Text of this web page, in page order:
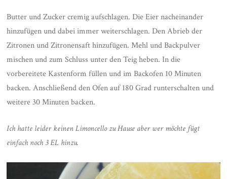
Butter und Zucker cremig aufschlagen. Die Eier nacheinander
hinzufügen und dabei immer weiterschlagen. Den Abrieb der
Zitronen und Zitronensaft hinzufügen. Mehl und Backpulver
mischen und zum Schluss unter den Teig heben. In die
vorbereitete Kastenform füllen und im Backofen 10 Minuten
backen. Anschließend den Ofen auf 180 Grad runterschalten und
weitere 30 Minuten backen.
Ich hatte leider keinen Limoncello zu Hause aber wer möchte fügt
einfach noch 3 EL hinzu.